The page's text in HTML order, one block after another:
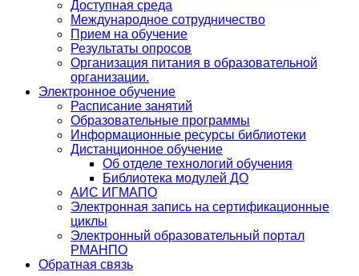
Доступная среда
Международное сотрудничество
Прием на обучение
Результаты опросов
Организация питания в образовательной
организации.
Электронное обучение
Расписание занятий
Образовательные программы
Информационные ресурсы библиотеки
Дистанционное обучение
Об отделе технологий обучения
Библиотека модулей ДО
АИС ИГМАПО
Электронная запись на сертификационные
циклы
Электронный образовательный портал
РМАНПО
Обратная связь